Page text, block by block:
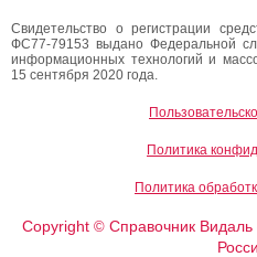
Свидетельство о регистрации
ФС77-79153 выдано Федеральной
информационных технологий и
15 сентября 2020 года.
Политика
Политика
Copyright ©Справочник Видаль